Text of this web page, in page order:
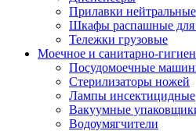
Прилавки нейтральные
Шкафы распашные для
Тележки грузовые
Моечное и санитарно-
Посудомоечные
Стерилизаторы ножей
Лампы инсектицидные
Вакуумные
Водоумягчители